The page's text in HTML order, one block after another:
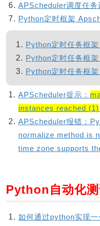
APScheduler调度任务
Python定时框架
Python定时任务框
Python定时任务框
Python定时任务框
APScheduler提示：
instances reached (1)
APScheduler报错：
normalize method is
time zone supports
Python自动化
如何通过python实现